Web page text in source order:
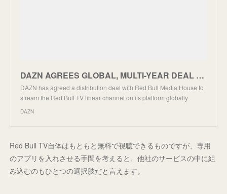
DAZN AGREES GLOBAL, MULTI-YEAR DEAL TO BROADCAST RED BULL TV - DAZN
DAZN has agreed a distribution deal with Red Bull Media House to
stream the Red Bull TV linear channel on its platform globally
DAZN
Red Bull TV自体はもともと無料で視聴できるものですが、専用
のアプリを入れさせる手間を考えると、他社のサービスの中に組
み込むのもひとつの選択肢だと言えます。